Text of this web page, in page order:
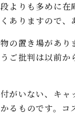
よりも多めに
ありますので、
の置き場があ
ご批判は以前
がいない、キ
るものです。